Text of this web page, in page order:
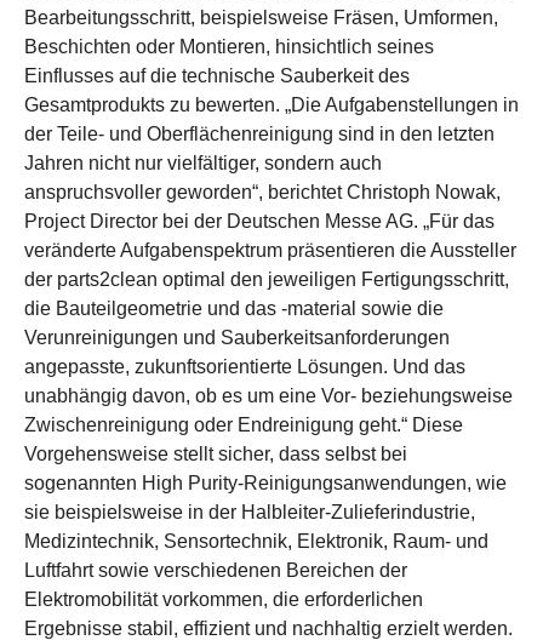
Bearbeitungsschritt, beispielsweise Fräsen, Umformen,
Beschichten oder Montieren, hinsichtlich seines
Einflusses auf die technische Sauberkeit des
Gesamtprodukts zu bewerten. „Die Aufgabenstellungen in
der Teile- und Oberflächenreinigung sind in den letzten
Jahren nicht nur vielfältiger, sondern auch
anspruchsvoller geworden“, berichtet Christoph Nowak,
Project Director bei der Deutschen Messe AG. „Für das
veränderte Aufgabenspektrum präsentieren die Aussteller
der parts2clean optimal den jeweiligen Fertigungsschritt,
die Bauteilgeometrie und das -material sowie die
Verunreinigungen und Sauberkeitsanforderungen
angepasste, zukunftsorientierte Lösungen. Und das
unabhängig davon, ob es um eine Vor- beziehungsweise
Zwischenreinigung oder Endreinigung geht.“ Diese
Vorgehensweise stellt sicher, dass selbst bei
sogenannten High Purity-Reinigungsanwendungen, wie
sie beispielsweise in der Halbleiter-Zulieferindustrie,
Medizintechnik, Sensortechnik, Elektronik, Raum- und
Luftfahrt sowie verschiedenen Bereichen der
Elektromobilität vorkommen, die erforderlichen
Ergebnisse stabil, effizient und nachhaltig erzielt werden.